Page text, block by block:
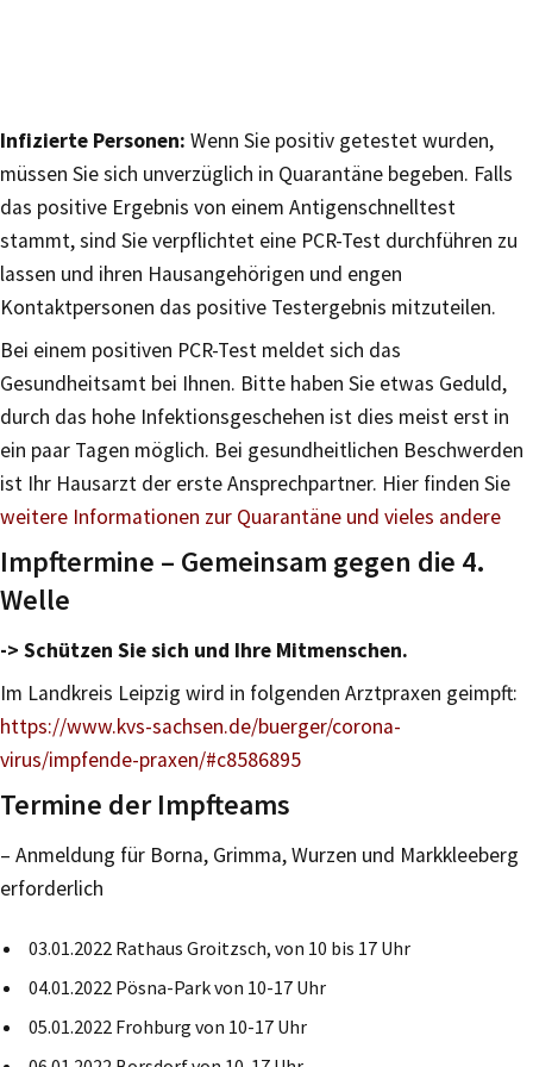
Infizierte Personen: Wenn Sie positiv getestet wurden,
müssen Sie sich unverzüglich in Quarantäne begeben. Falls
das positive Ergebnis von einem Antigenschnelltest
stammt, sind Sie verpflichtet eine PCR-Test durchführen zu
lassen und ihren Hausangehörigen und engen
Kontaktpersonen das positive Testergebnis mitzuteilen.
Bei einem positiven PCR-Test meldet sich das
Gesundheitsamt bei Ihnen. Bitte haben Sie etwas Geduld,
durch das hohe Infektionsgeschehen ist dies meist erst in
ein paar Tagen möglich. Bei gesundheitlichen Beschwerden
ist Ihr Hausarzt der erste Ansprechpartner. Hier finden Sie
weitere Informationen zur Quarantäne und vieles andere
Impftermine – Gemeinsam gegen die 4.
Welle
-> Schützen Sie sich und Ihre Mitmenschen.
Im Landkreis Leipzig wird in folgenden Arztpraxen geimpft:
https://www.kvs-sachsen.de/buerger/corona-
virus/impfende-praxen/#c8586895
Termine der Impfteams
– Anmeldung für Borna, Grimma, Wurzen und Markkleeberg
erforderlich
03.01.2022 Rathaus Groitzsch, von 10 bis 17 Uhr
04.01.2022 Pösna-Park von 10-17 Uhr
05.01.2022 Frohburg von 10-17 Uhr